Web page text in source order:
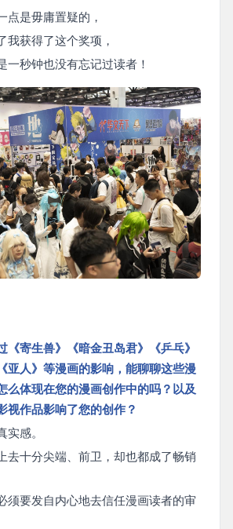
点是毋庸置疑的，
我获得了这个奖项，
一秒钟也没有忘记过读者！
寄生兽》《暗金丑岛君》《乒乓》
亚人》等漫画的影响，能聊聊这些漫
么体现在您的漫画创作中的吗？以及
视作品影响了您的创作？
实感。
去十分尖端、前卫，却也都成了畅销
须要发自内心地去信任漫画读者的审